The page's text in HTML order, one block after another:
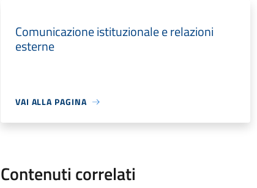
Comunicazione istituzionale e relazioni
esterne
VAI ALLA PAGINA
Contenuti correlati